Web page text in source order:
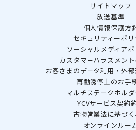
サイトマップ
放送基準
個人情報保護方
セキュリティーポリ
ソーシャルメディア
カスタマーハラスメン
お客さまのデータ利用・外
再勧誘停止のお手
マルチステークホル
YCVサービス契約
古物営業法に基づ
オンラインルー